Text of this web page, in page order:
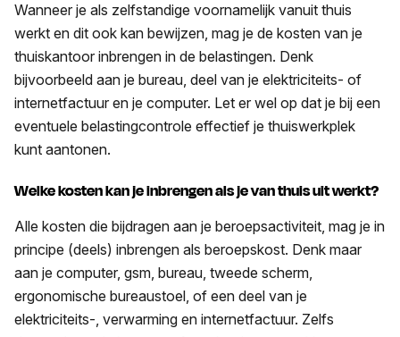
Wanneer je als zelfstandige voornamelijk vanuit thuis
werkt en dit ook kan bewijzen, mag je de kosten van je
thuiskantoor inbrengen in de belastingen. Denk
bijvoorbeeld aan je bureau, deel van je elektriciteits- of
internetfactuur en je computer. Let er wel op dat je bij een
eventuele belastingcontrole effectief je thuiswerkplek
kunt aantonen.
Welke kosten kan je inbrengen als je van thuis uit werkt?
Alle kosten die bijdragen aan je beroepsactiviteit, mag je in
principe (deels) inbrengen als beroepskost. Denk maar
aan je computer, gsm, bureau, tweede scherm,
ergonomische bureaustoel, of een deel van je
elektriciteits-, verwarming en internetfactuur. Zelfs